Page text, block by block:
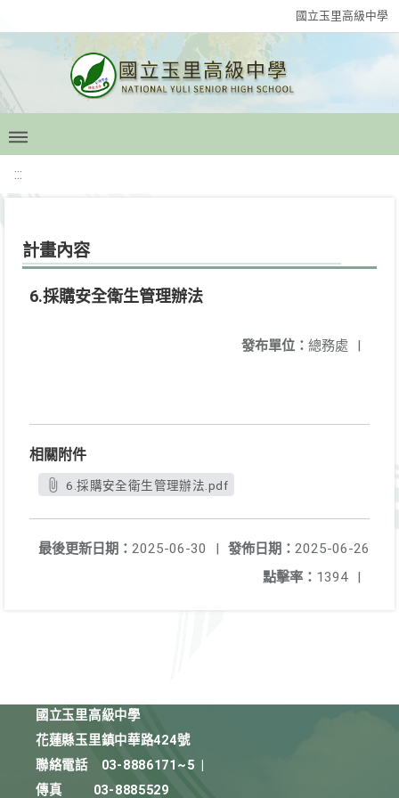
國立玉里高級中學
:::
計畫內容
6.採購安全衛生管理辦法
發布單位： 總務處 |
相關附件
6.採購安全衛生管理辦法.pdf
發佈日期： 2025-06-26
最後更新日期： 2025-06-30
|
點擊率： 1394 |
國立玉里高級中學
花蓮縣玉里鎮中華路424號
聯絡電話
03-8886171~5
傳真
03-8885529